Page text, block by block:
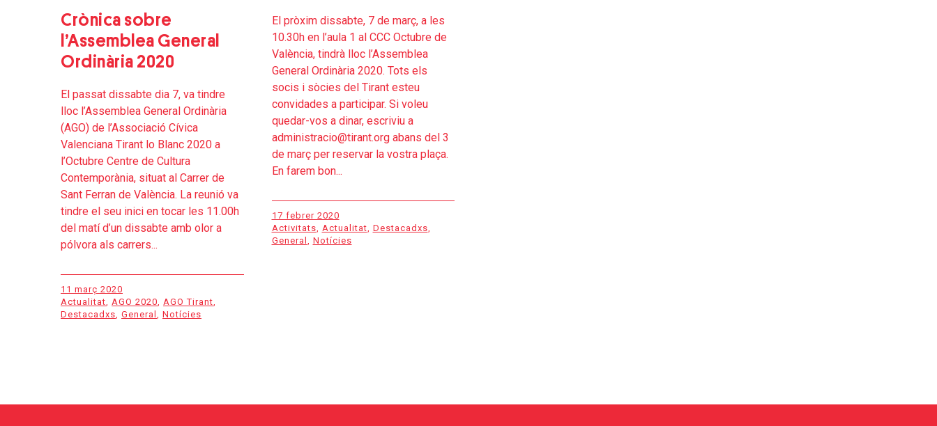
Crònica sobre
l’Assemblea General
Ordinària 2020
El passat dissabte dia 7, va tindre
lloc l’Assemblea General Ordinària
(AGO) de l’Associació Cívica
Valenciana Tirant lo Blanc 2020 a
l’Octubre Centre de Cultura
Contemporània, situat al Carrer de
Sant Ferran de València. La reunió va
tindre el seu inici en tocar les 11.00h
del matí d’un dissabte amb olor a
pólvora als carrers...
11 març 2020
Actualitat
AGO 2020 AGO Tirant
Destacadxs General Notícies
El pròxim dissabte, 7 de març, a les
10.30h en l’aula 1 al CCC Octubre de
València, tindrà lloc l’Assemblea
General Ordinària 2020. Tots els
socis i sòcies del Tirant esteu
convidades a participar. Si voleu
quedar-vos a dinar, escriviu a
administracio@tirant.org abans del 3
de març per reservar la vostra plaça.
En farem bon...
17 febrer 2020
Activitats, Actualitat, Destacadxs,
General , Notícies